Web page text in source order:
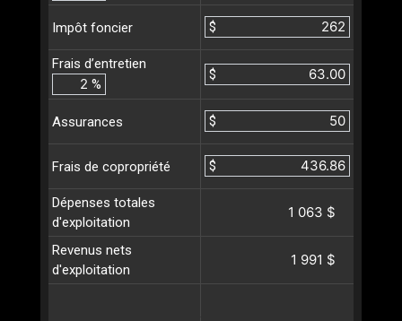
Impôt foncier $
Frais d’entretien
%
$
Assurances $
Frais de copropriété $
Dépenses totales
d'exploitation
1 063 $
Revenus nets
d'exploitation
1 991 $